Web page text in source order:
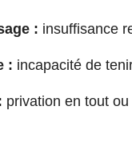
: insuffisance
: incapacité de
privation en tout